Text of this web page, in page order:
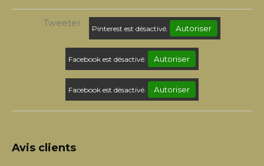
Tweeter
Pinterest est désactivé. Autoriser
Facebook est désactivé. Autoriser
Facebook est désactivé. Autoriser
Avis clients